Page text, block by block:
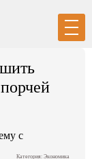
Категория: Экономика